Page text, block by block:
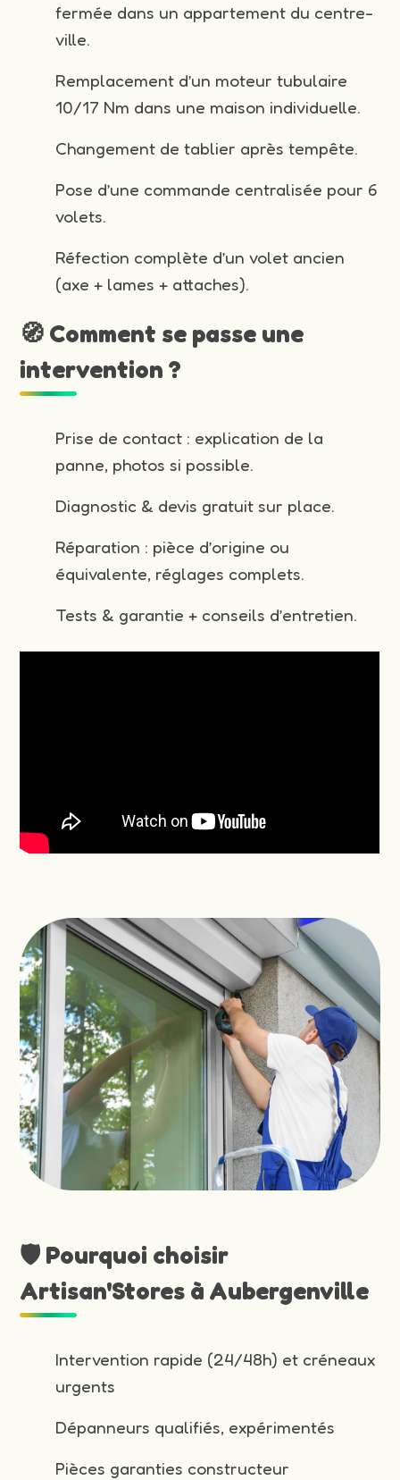
fermée dans un appartement du centre-
ville.
Remplacement d’un moteur tubulaire
10/17 Nm dans une maison individuelle.
Changement de tablier après tempête.
Pose d’une commande centralisée pour 6
volets.
Réfection complète d’un volet ancien
(axe + lames + attaches).
🧭 Comment se passe une
intervention ?
Prise de contact : explication de la
panne, photos si possible.
Diagnostic & devis gratuit sur place.
Réparation : pièce d’origine ou
équivalente, réglages complets.
Tests & garantie + conseils d’entretien.
🛡️ Pourquoi choisir
Artisan'Stores à Aubergenville
Intervention rapide (24/48h) et créneaux
urgents
Dépanneurs qualifiés, expérimentés
Pièces garanties constructeur